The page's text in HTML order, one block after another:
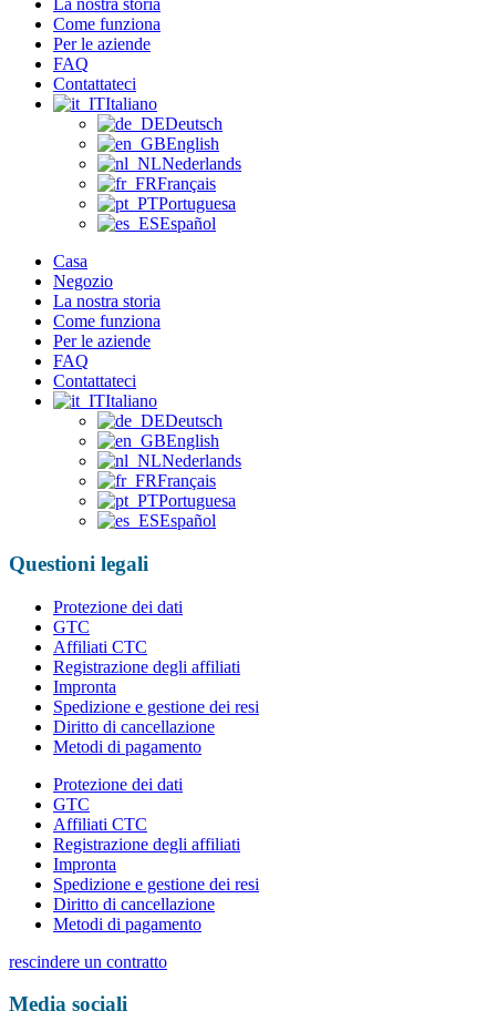
La nostra storia
Come funziona
Per le aziende
FAQ
Contattateci
Italiano
Deutsch
English
Nederlands
Français
Portuguesa
Español
Casa
Negozio
La nostra storia
Come funziona
Per le aziende
FAQ
Contattateci
Italiano
Deutsch
English
Nederlands
Français
Portuguesa
Español
Questioni legali
Protezione dei dati
GTC
Affiliati CTC
Registrazione degli affiliati
Impronta
Spedizione e gestione dei resi
Diritto di cancellazione
Metodi di pagamento
Protezione dei dati
GTC
Affiliati CTC
Registrazione degli affiliati
Impronta
Spedizione e gestione dei resi
Diritto di cancellazione
Metodi di pagamento
rescindere un contratto
Media sociali